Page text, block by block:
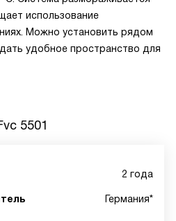
использование
Можно установить рядом
удобное пространство для
5501
2 года
Германия*